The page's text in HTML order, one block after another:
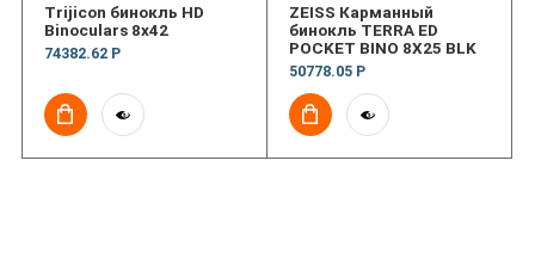
Trijicon бинокль HD
Binoculars 8x42
74382.62 Р
ZEISS Карманный
бинокль TERRA ED
POCKET BINO 8X25 BLK
50778.05 Р